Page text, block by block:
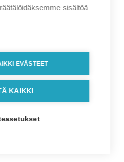
Lähiosoite
Postinumero
sisältöä
EVÄSTEET
KAIKKI